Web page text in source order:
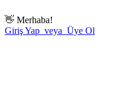
👋 Merhaba!
Giriş Yap veya Üye Ol